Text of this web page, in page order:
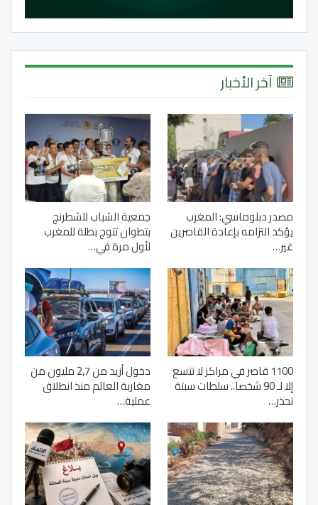
آخر الأخبار
مصدر دبلوماسي: المغرب
يؤكد التزامه بإعادة القاصرين
غير…
جمعية الشباب للشطرنج
بتطوان تتوج بطلة للمغرب
لأول مرة في…
1100 قاصر في مراكز لا تتسع
إلا لـ 90 شخصا.. سلطات سبتة
تحذر…
دخول أزيد من 2,7 مليون من
مغاربة العالم منذ انطلاق
عملية…